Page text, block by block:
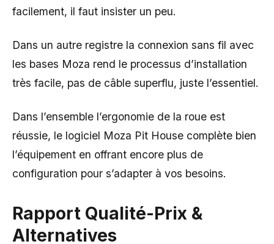
facilement, il faut insister un peu.
Dans un autre registre la connexion sans fil avec
les bases Moza rend le processus d’installation
très facile, pas de câble superflu, juste l’essentiel.
Dans l’ensemble l’ergonomie de la roue est
réussie, le logiciel Moza Pit House complète bien
l’équipement en offrant encore plus de
configuration pour s’adapter à vos besoins.
Rapport Qualité-Prix &
Alternatives